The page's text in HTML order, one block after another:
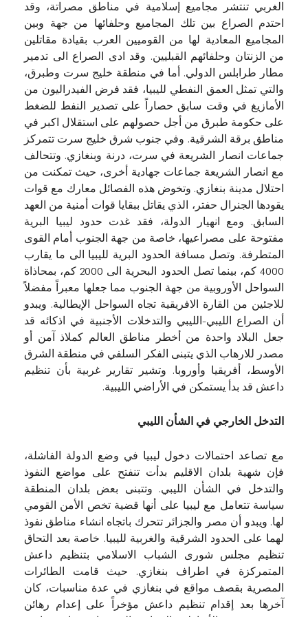
الغربي تنتشر مجاميع إسلامية في مناطق مصراتة، وقد
احتدم الصراع بين تلك المجاميع وحلفائها من جهة وبين
المجاميع المعادية لها من القوميين العرب بقيادة مقاتلين
من الزنتان وحلفائهم القبليين. وقد ادى الصراع الى تدمير
مطار طرابلس الدولي. أما في منطقة خليج سرت وطبرق،
والتي تمثل العمق النفطي لليبيا، فقد فرض الفيدراليون من
الأمازيغ في وقت سابق حصاراً على تصدير النفط للضغط
على حكومة طبرق من أجل حصولهم على استقلال اكبر في
مناطق برقة الشرقية. وفي جنوب شرق خليج سرت تتمركز
جماعات انصار الشريعة في سرت، درنة وبنغازي. وتتحالف
مع انصار الشريعة جماعات جهادية أخرى، حيث تمكنت من
احتلال مدينة بنغازي. وتخوض هذه الفصائل معارك مع قوات
يقودها الجنرال حفتر، الذي يقاتل ببقايا قوات أمنية من العهد
السابق. ومع انهيار الدولة، فقد غدت حدود ليبيا البرية
مفتوحة على مصراعيها، خاصة من جهة الجنوب أمام القوى
المتطرفة. وتصل مسافة الحدود البرية لليبيا الى ما يقارب
4000 كم، بينما تصل الحدود البحرية الى 2000 كم، بمحاذاة
السواحل الأوروبية من جهة الجنوب مما جعلها معبراً مفضلاً
للاجئين من القارة الافريقية تجاه السواحل الإيطالية. ويبدو
أن الصراع الليبي-الليبي والتدخلات الأجنبية في اذكائه قد
جعل البلاد واحدة من أخطر مناطق العالم كملاذ آمن أو
مصدر للارهاب الذي يتبنى الفكر السلفي في منطقة الشرق
الأوسط، أفريقيا وأوروبا. وتشير تقارير غربية بأن تنظيم
داعش قد بدأ يستمكن في الأراضي الليبية.
التدخل الخارجي في الشأن الليبي
مع تصاعد احتمالات دخول ليبيا في وضع الدولة الفاشلة،
فإن شهية بلدان الاقليم بدأت تنفتح على مواضع النفوذ
والتدخل في الشأن الليبي. وتتبنى بعض بلدان المنطقة
سياسة تتعامل مع ليبيا على أنها قضية تخص الأمن القومي
لها. ويبدو أن مصر والجزائر تتحرك باتجاه انشاء مناطق نفوذ
لهما على الحدود الشرقية والغربية لليبيا. خاصة بعد التحاق
تنظيم مجلس شورى الشباب الاسلامي بتنظيم داعش
المتمركزة في اطراف بنغازي. حيث قامت الطائرات
المصرية بقصف مواقع في بنغازي في عدة مناسبات، كان
آخرها بعد إقدام تنظيم داعش مؤخراً على إعدام رهائن